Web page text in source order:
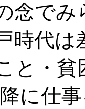
念で
時代
と・貧
に仕